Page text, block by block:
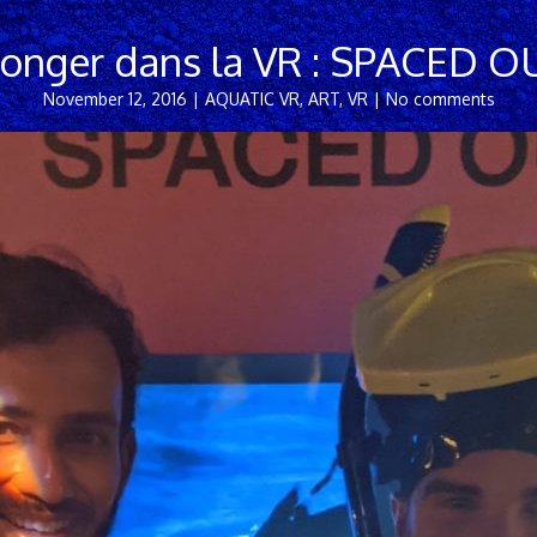
dans la VR : SPACED
November 12, 2016 | AQUATIC VR,ART,VR | No comments